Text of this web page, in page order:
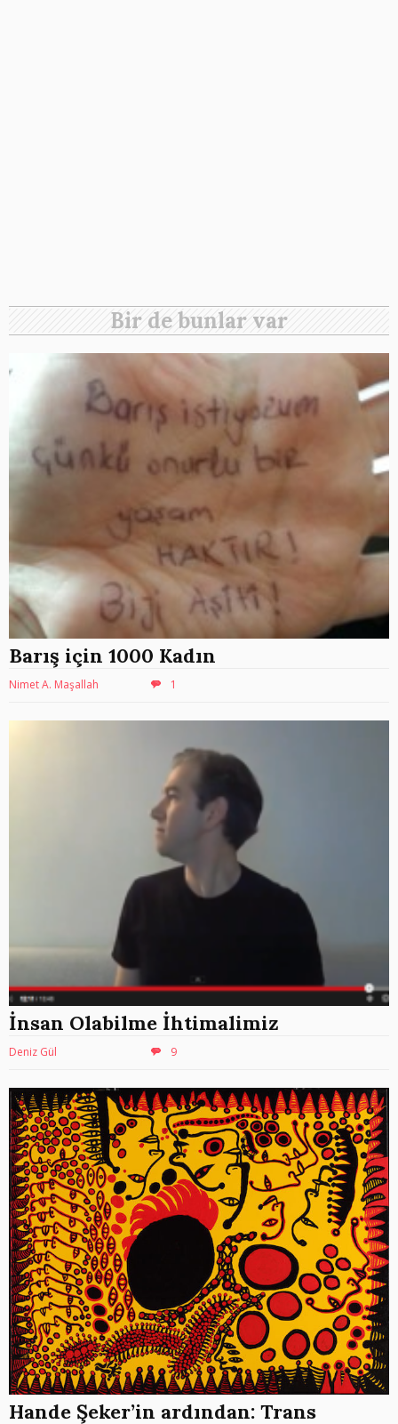
Bir de bunlar var
Barış için 1000 Kadın
Nimet A. Maşallah 1
İnsan Olabilme İhtimalimiz
Deniz Gül 9
Hande Şeker’in ardından: Trans